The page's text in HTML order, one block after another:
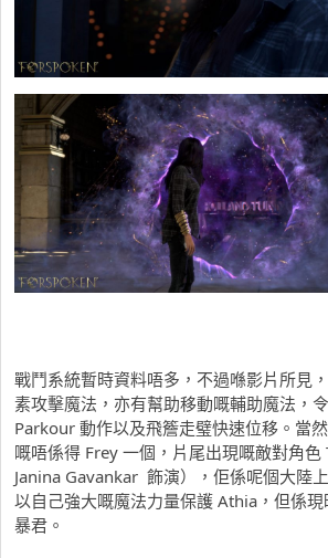
戰鬥系統暫時資料唔多，不過喺影片所見
素攻擊魔法，亦有幫助移動嘅輔助魔法，
Parkour 動作以及飛簷走璧快速位移。當
嘅唔係得 Frey 一個，片尾出現嘅敵對角色
Janina Gavankar 飾演），佢係呢個大陸
以自己強大嘅魔法力量保護 Athia，但係
暴君。